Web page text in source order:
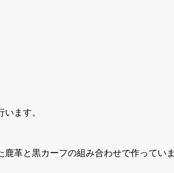
ます。
革と黒カーフの組み合わせで作っていま